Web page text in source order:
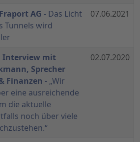
AG - Das Licht
Tunnels wird
07.06.2021
Interview mit
Sprecher
Finanzen - „Wir
eine ausreichende
die aktuelle
noch über viele
02.07.2020